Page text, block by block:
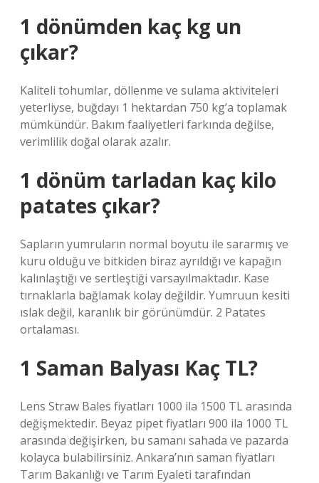
1 dönümden kaç kg un
çıkar?
Kaliteli tohumlar, döllenme ve sulama aktiviteleri
yeterliyse, buğdayı 1 hektardan 750 kg’a toplamak
mümkündür. Bakım faaliyetleri farkında değilse,
verimlilik doğal olarak azalır.
1 dönüm tarladan kaç kilo
patates çıkar?
Sapların yumruların normal boyutu ile sararmış ve
kuru olduğu ve bitkiden biraz ayrıldığı ve kapağın
kalınlaştığı ve sertleştiği varsayılmaktadır. Kase
tırnaklarla bağlamak kolay değildir. Yumruun kesiti
ıslak değil, karanlık bir görünümdür. 2 Patates
ortalaması.
1 Saman Balyası Kaç TL?
Lens Straw Bales fiyatları 1000 ila 1500 TL arasında
değişmektedir. Beyaz pipet fiyatları 900 ila 1000 TL
arasında değişirken, bu samanı sahada ve pazarda
kolayca bulabilirsiniz. Ankara’nın saman fiyatları
Tarım Bakanlığı ve Tarım Eyaleti tarafından